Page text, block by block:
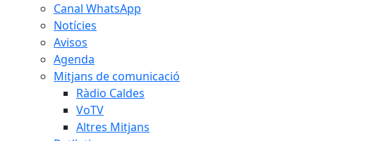
Canal WhatsApp
Notícies
Avisos
Agenda
Mitjans de comunicació
Ràdio Caldes
VoTV
Altres Mitjans